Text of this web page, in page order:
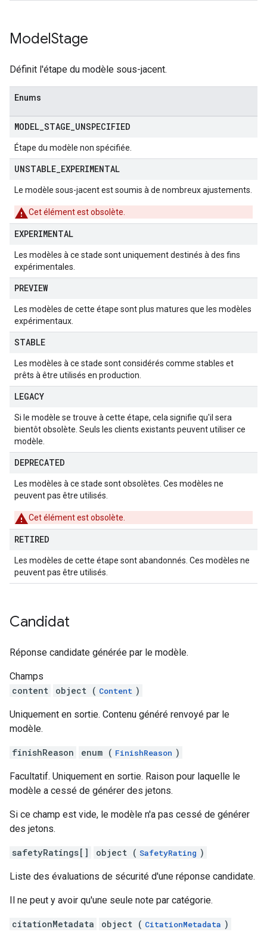
ModelStage
Définit l'étape du modèle sous-jacent.
Enums
MODEL STAGE UNSPECIFIED
Étape du modèle non spécifiée.
UNSTABLE EXPERIMENTAL
Le modèle sous-jacent est soumis à de nombreux ajustements.
Cet élément est obsolète.
EXPERIMENTAL
Les modèles à ce stade sont uniquement destinés à des fins
expérimentales.
PREVIEW
Les modèles de cette étape sont plus matures que les modèles
expérimentaux.
STABLE
Les modèles à ce stade sont considérés comme stables et
prêts à être utilisés en production.
LEGACY
Si le modèle se trouve à cette étape, cela signifie qu'il sera
bientôt obsolète. Seuls les clients existants peuvent utiliser ce
modèle.
DEPRECATED
Les modèles à ce stade sont obsolètes. Ces modèles ne
peuvent pas être utilisés.
Cet élément est obsolète.
RETIRED
Les modèles de cette étape sont abandonnés. Ces modèles ne
peuvent pas être utilisés.
Candidat
Réponse candidate générée par le modèle.
Champs
content
object ( Content )
Uniquement en sortie. Contenu généré renvoyé par le
modèle.
finishReason enum ( FinishReason )
Facultatif. Uniquement en sortie. Raison pour laquelle le
modèle a cessé de générer des jetons.
Si ce champ est vide, le modèle n'a pas cessé de générer
des jetons.
safetyRatings[] object ( SafetyRating )
Liste des évaluations de sécurité d'une réponse candidate.
Il ne peut y avoir qu'une seule note par catégorie.
citationMetadata object ( CitationMetadata )